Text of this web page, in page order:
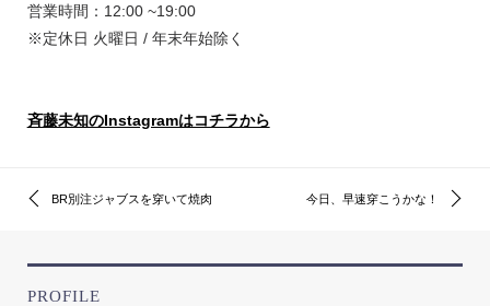
⁡営業時間：12:00 ~19:00
※定休日 火曜日 / 年末年始除く
斉藤未知のInstagramはコチラから
BR別注ジャブスを穿いて焼肉 今日、早速穿こうかな！
PROFILE